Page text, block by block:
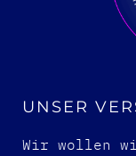
UNSER
Wir wollen